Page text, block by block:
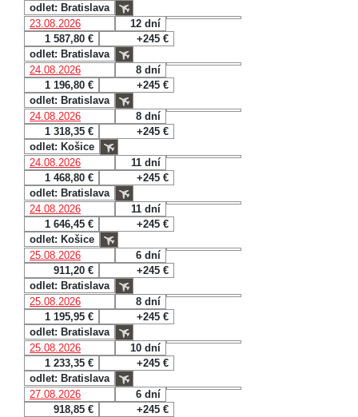
odlet: Bratislava
23.08.2026
12 dní
1 587,80 €
+245 €
odlet: Bratislava
24.08.2026
8 dní
1 196,80 €
+245 €
odlet: Bratislava
24.08.2026
8 dní
1 318,35 €
+245 €
odlet: Košice
24.08.2026
11 dní
1 468,80 €
+245 €
odlet: Bratislava
24.08.2026
11 dní
1 646,45 €
+245 €
odlet: Košice
25.08.2026
6 dní
911,20 €
+245 €
odlet: Bratislava
25.08.2026
8 dní
1 195,95 €
+245 €
odlet: Bratislava
25.08.2026
10 dní
1 233,35 €
+245 €
odlet: Bratislava
27.08.2026
6 dní
918,85 €
+245 €